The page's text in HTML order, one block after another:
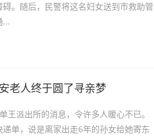
。随后，民警将这名妇女送到市救助管
...
老人终于圆了寻亲梦
派出所的消息，令许多人暖心不已。
单，说是离家出走6年的孙女给她寄东